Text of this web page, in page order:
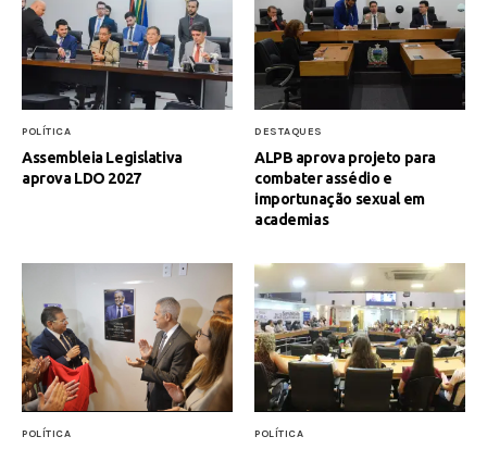
POLÍTICA
Assembleia Legislativa
aprova LDO 2027
DESTAQUES
ALPB aprova projeto para
combater assédio e
importunação sexual em
academias
POLÍTICA POLÍTICA